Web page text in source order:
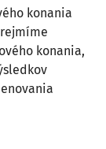
konania
konania,